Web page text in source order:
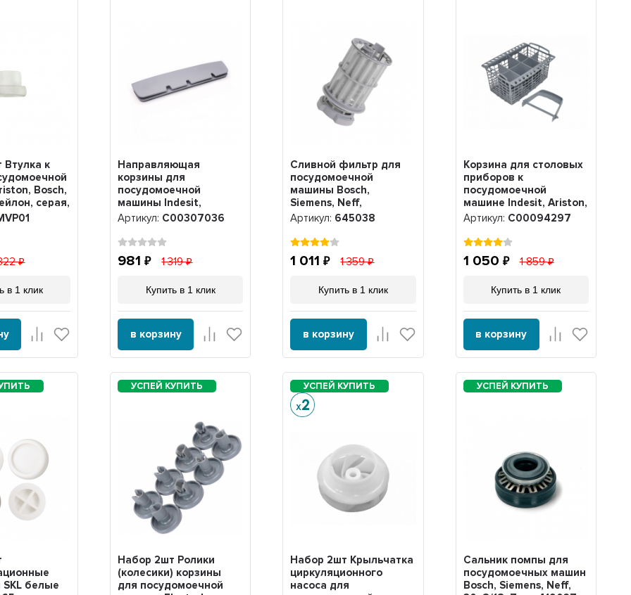
к
Bosch,
серая,
в 1 клик
Направляющая
корзины для
посудомоечной
машины Indesit,
Ariston, нижняя,
C00304086
Артикул: C00307036
981 1 319
Купить в 1 клик
в корзину
Сливной фильтр для
посудомоечной
машины Bosch,
Siemens, Neff,
Gaggenau, 00645038,
645038
Артикул: 645038
1 011 1 359
Купить в 1 клик
в корзину
Корзина для столовых
приборов к
посудомоечной
машине Indesit, Ariston,
с ручкой, C00094297
Артикул: C00094297
1 050 1 859
Купить в 1 клик
в корзину
SKL белые
Набор 2шт Ролики
(колесики) корзины
для посудомоечной
Набор 2шт Крыльчатка
циркуляционного
насоса для
Сальник помпы для
посудомоечных машин
Bosch, Siemens, Neff,